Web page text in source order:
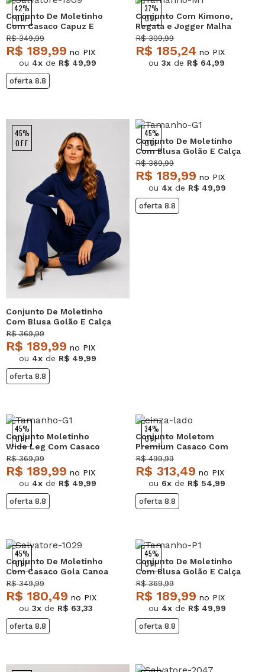
42%
OFF
Conjunto De Moletinho
Com Casaco Capuz E
Calça Jogger Preto
Salvatore
R$ 349,99
R$ 189,99 no PIX
ou 4x de R$ 49,99
oferta 8.8
37%
OFF
Conjunto Com Kimono,
Regata e Jogger Malha
Preto Salvatore
R$ 309,99
R$ 185,24 no PIX
ou 3x de R$ 64,99
45%
OFF
Conjunto De Moletinho
Com Blusa Golão E Calça
Wide Leg Marinho
Salvatore Fashion
R$ 369,99
R$ 189,99 no PIX
ou 4x de R$ 49,99
oferta 8.8
45%
OFF
Conjunto De Moletinho
Com Blusa Golão E Calça
Wide Leg Musgo
Salvatore
R$ 369,99
R$ 189,99 no PIX
ou 4x de R$ 49,99
oferta 8.8
45%
OFF
Conjunto Moletinho
Wide Leg Com Casaco
de Capuz Preto
Salvatore
R$ 369,99
R$ 189,99 no PIX
ou 4x de R$ 49,99
oferta 8.8
34%
OFF
Conjunto Moletom
Premium Casaco Com
bolsos e Wide Leg Cinza
Salvatore
R$ 499,99
R$ 313,49 no PIX
ou 6x de R$ 54,99
oferta 8.8
45%
OFF
Conjunto De Moletinho
Com Casaco Gola Canoa
E Calça Jogger Preto
Salvatore
R$ 349,99
R$ 180,49 no PIX
ou 3x de R$ 63,33
oferta 8.8
45%
OFF
Conjunto De Moletinho
Com Blusa Golão E Calça
Wide Leg Preto
Salvatore
R$ 369,99
R$ 189,99 no PIX
ou 4x de R$ 49,99
oferta 8.8